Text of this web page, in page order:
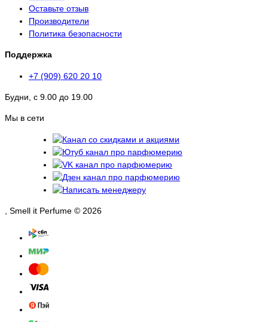
Оставьте отзыв
Производители
Политика безопасности
Поддержка
+7 (909) 620 20 10
Будни, с 9.00 до 19.00
Мы в сети
, Smell it Perfume © 2026